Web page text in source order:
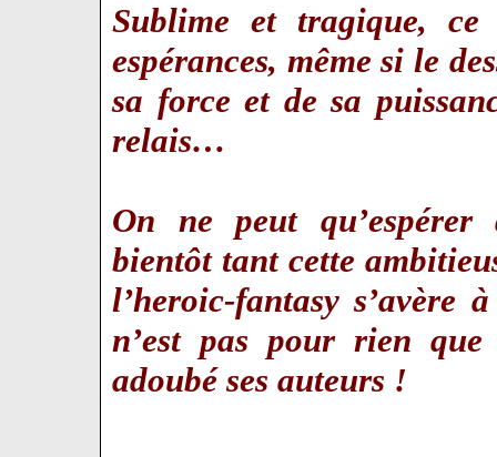
Sublime et tragique,
espérances, même si le
sa force et de sa
relais…
On ne peut qu’espérer
bientôt tant cette
l’heroic-fantasy s’avère
n’est pas pour rien
adoubé ses auteurs !